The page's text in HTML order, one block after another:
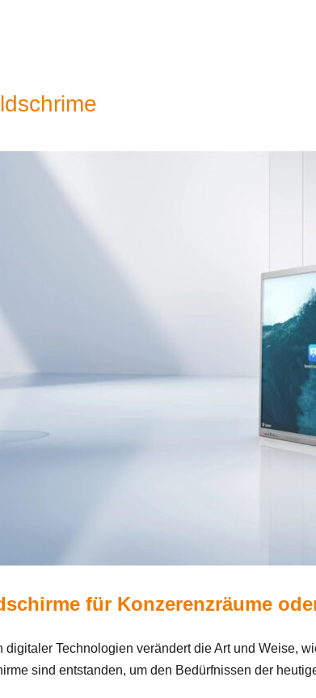
für Konzerenzräume
digitaler Technologien verändert die Art und Weise,
sind entstanden, um den Bedürfnissen der